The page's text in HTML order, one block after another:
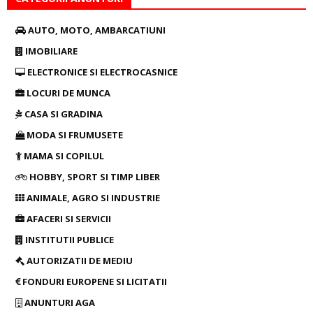
AUTO, MOTO, AMBARCATIUNI
IMOBILIARE
ELECTRONICE SI ELECTROCASNICE
LOCURI DE MUNCA
CASA SI GRADINA
MODA SI FRUMUSETE
MAMA SI COPILUL
HOBBY, SPORT SI TIMP LIBER
ANIMALE, AGRO SI INDUSTRIE
AFACERI SI SERVICII
INSTITUTII PUBLICE
AUTORIZATII DE MEDIU
FONDURI EUROPENE SI LICITATII
ANUNTURI AGA